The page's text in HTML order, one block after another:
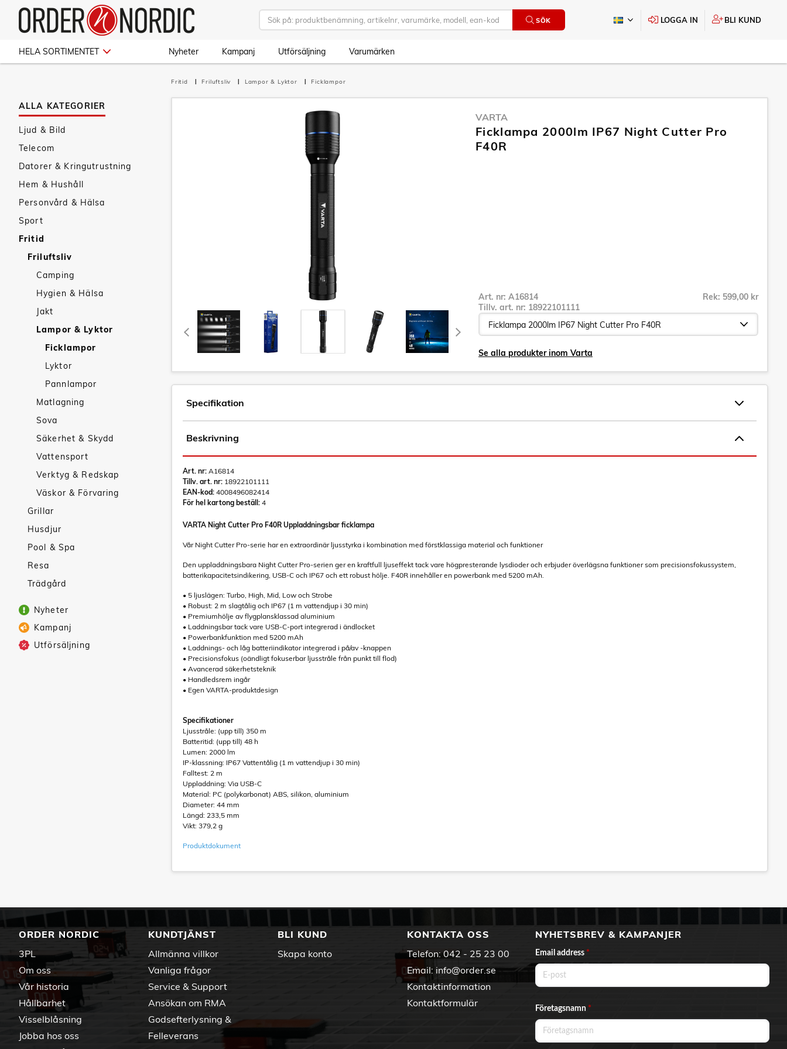
SÖK LOGGA IN BLI KUND
HELA SORTIMENTET Nyheter Kampanj Utförsäljning Varumärken
ALLA KATEGORIER
Ljud & Bild
Telecom
Datorer & Kringutrustning
Hem & Hushåll
Personvård & Hälsa
Sport
Fritid
Friluftsliv
Camping
Hygien & Hälsa
Jakt
Lampor & Lyktor
Ficklampor
Lyktor
Pannlampor
Matlagning
Sova
Säkerhet & Skydd
Vattensport
Verktyg & Redskap
Väskor & Förvaring
Grillar
Husdjur
Pool & Spa
Resa
Trädgård
Nyheter
Kampanj
Utförsäljning
Fritid Friluftsliv Lampor & Lyktor Ficklampor
VARTA
Ficklampa 2000lm IP67 Night Cutter Pro
F40R
Art. nr: A16814
Tillv. art. nr: 18922101111
Rek: 599,00 kr
Se alla produkter inom Varta
Specifikation
Beskrivning
Art. nr: A16814
Tillv. art. nr: 18922101111
EAN-kod: 4008496082414
För hel kartong beställ: 4
VARTA Night Cutter Pro F40R Uppladdningsbar ficklampa
Vår Night Cutter Pro-serie har en extraordinär ljusstyrka i kombination med förstklassiga material och funktioner
Den uppladdningsbara Night Cutter Pro-serien ger en kraftfull ljuseffekt tack vare högpresterande lysdioder och erbjuder överlägsna funktioner som precisionsfokussystem,
batterikapacitetsindikering, USB-C och IP67 och ett robust hölje. F40R innehåller en powerbank med 5200 mAh.
• 5 ljuslägen: Turbo, High, Mid, Low och Strobe
• Robust: 2 m slagtålig och IP67 (1 m vattendjup i 30 min)
• Premiumhölje av flygplansklassad aluminium
• Laddningsbar tack vare USB-C-port integrerad i ändlocket
• Powerbankfunktion med 5200 mAh
• Laddnings- och låg batteriindikator integrerad i på/av -knappen
• Precisionsfokus (oändligt fokuserbar ljusstråle från punkt till flod)
• Avancerad säkerhetsteknik
• Handledsrem ingår
• Egen VARTA-produktdesign
Specifikationer
Ljusstråle: (upp till) 350 m
Batteritid: (upp till) 48 h
Lumen: 2000 lm
IP-klassning: IP67 Vattentålig (1 m vattendjup i 30 min)
Falltest: 2 m
Uppladdning: Via USB-C
Material: PC (polykarbonat) ABS, silikon, aluminium
Diameter: 44 mm
Längd: 233,5 mm
Vikt: 379,2 g
Produktdokument
ORDER NORDIC
3PL
Om oss
Vår historia
Hållbarhet
Visselblåsning
Jobba hos oss
KUNDTJÄNST
Allmänna villkor
Vanliga frågor
Service & Support
Ansökan om RMA
Godsefterlysning &
Felleverans
BLI KUND
Skapa konto
KONTAKTA OSS
Telefon: 042 - 25 23 00
Email: info@order.se
Kontaktinformation
Kontaktformulär
NYHETSBREV & KAMPANJER
Email address *
Företagsnamn *